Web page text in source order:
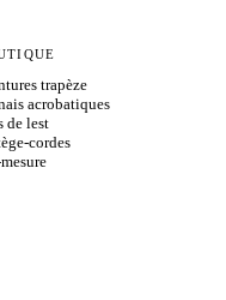
trapèze
acrobatiques
de lest
cordes